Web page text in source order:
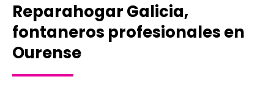
Reparahogar Galicia,
fontaneros profesionales en
Ourense